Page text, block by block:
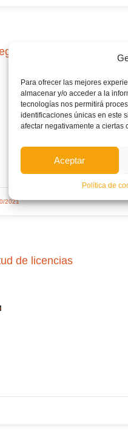
Para ofrecer las mejores
almacenar y/o acceder a la
tecnologías nos permitirá
identificaciones únicas en este
afectar negativamente a ciertas
Aceptar
Política de
futsal
2021
de licencias